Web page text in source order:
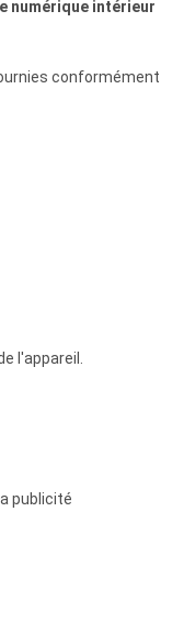
numérique intérieur
conformément
l'appareil.
publicité